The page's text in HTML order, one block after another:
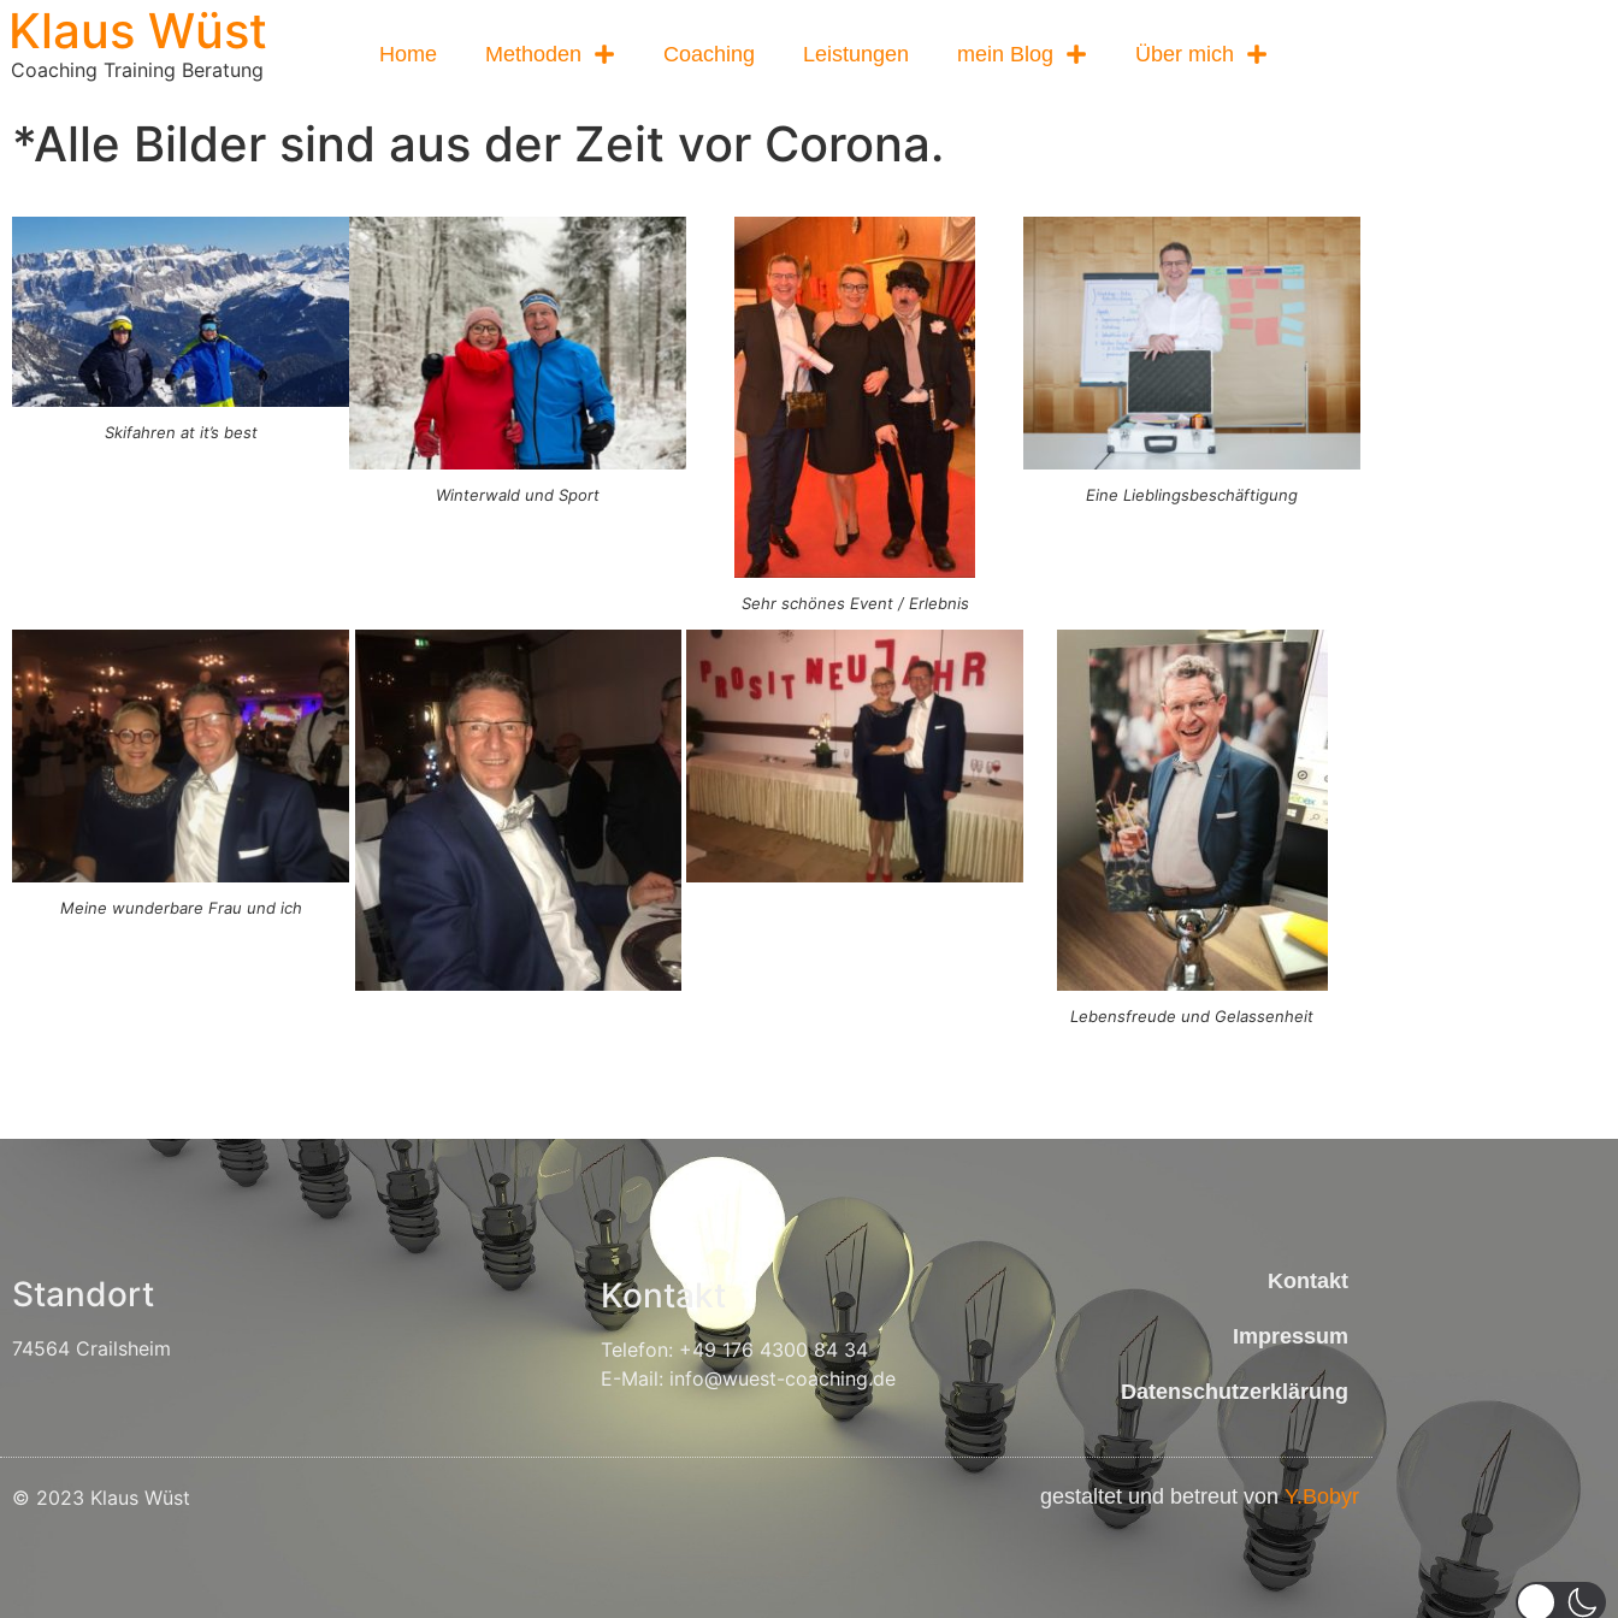
Klaus Wüst
Coaching Training Beratung
Home Methoden Coaching Leistungen mein Blog Über mich
*Alle Bilder sind aus der Zeit vor Corona.
Skifahren at it’s best
Winterwald und Sport
Sehr schönes Event / Erlebnis
Eine Lieblingsbeschäftigung
Meine wunderbare Frau und ich
Lebensfreude und Gelassenheit
Standort
74564 Crailsheim
Kontakt
Telefon: +49 176 4300 84 34
E-Mail: info@wuest-coaching.de
Kontakt
Impressum
Datenschutzerklärung
© 2023 Klaus Wüst gestaltet und betreut vonY.Bobyr